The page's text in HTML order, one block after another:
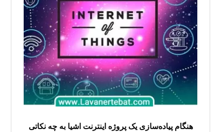
هنگام پیاده‌سازی یک پروژه اینترنت اشیا به چه نکاتی